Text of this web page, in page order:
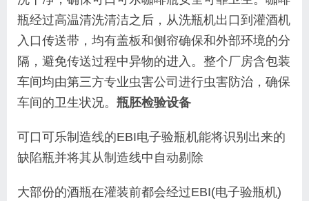
瓶经过高温清洗清洁之后，从洗瓶机出口到灌酒机
入口传送带，均有盖板和侧帘确保和外部环境的分
隔，避免传送过程中异物的进入。整个厂房含包装
车间均由第三方专业虫害公司进行虫害防治，确保
车间的卫生状况。 瓶胚检验设备
可口可乐制造线的EBI电子验瓶机能将识别出来的
缺陷瓶并将其从制造线中自动剔除
大部份的酒瓶在灌装前都会经过EBI(电子验瓶机)